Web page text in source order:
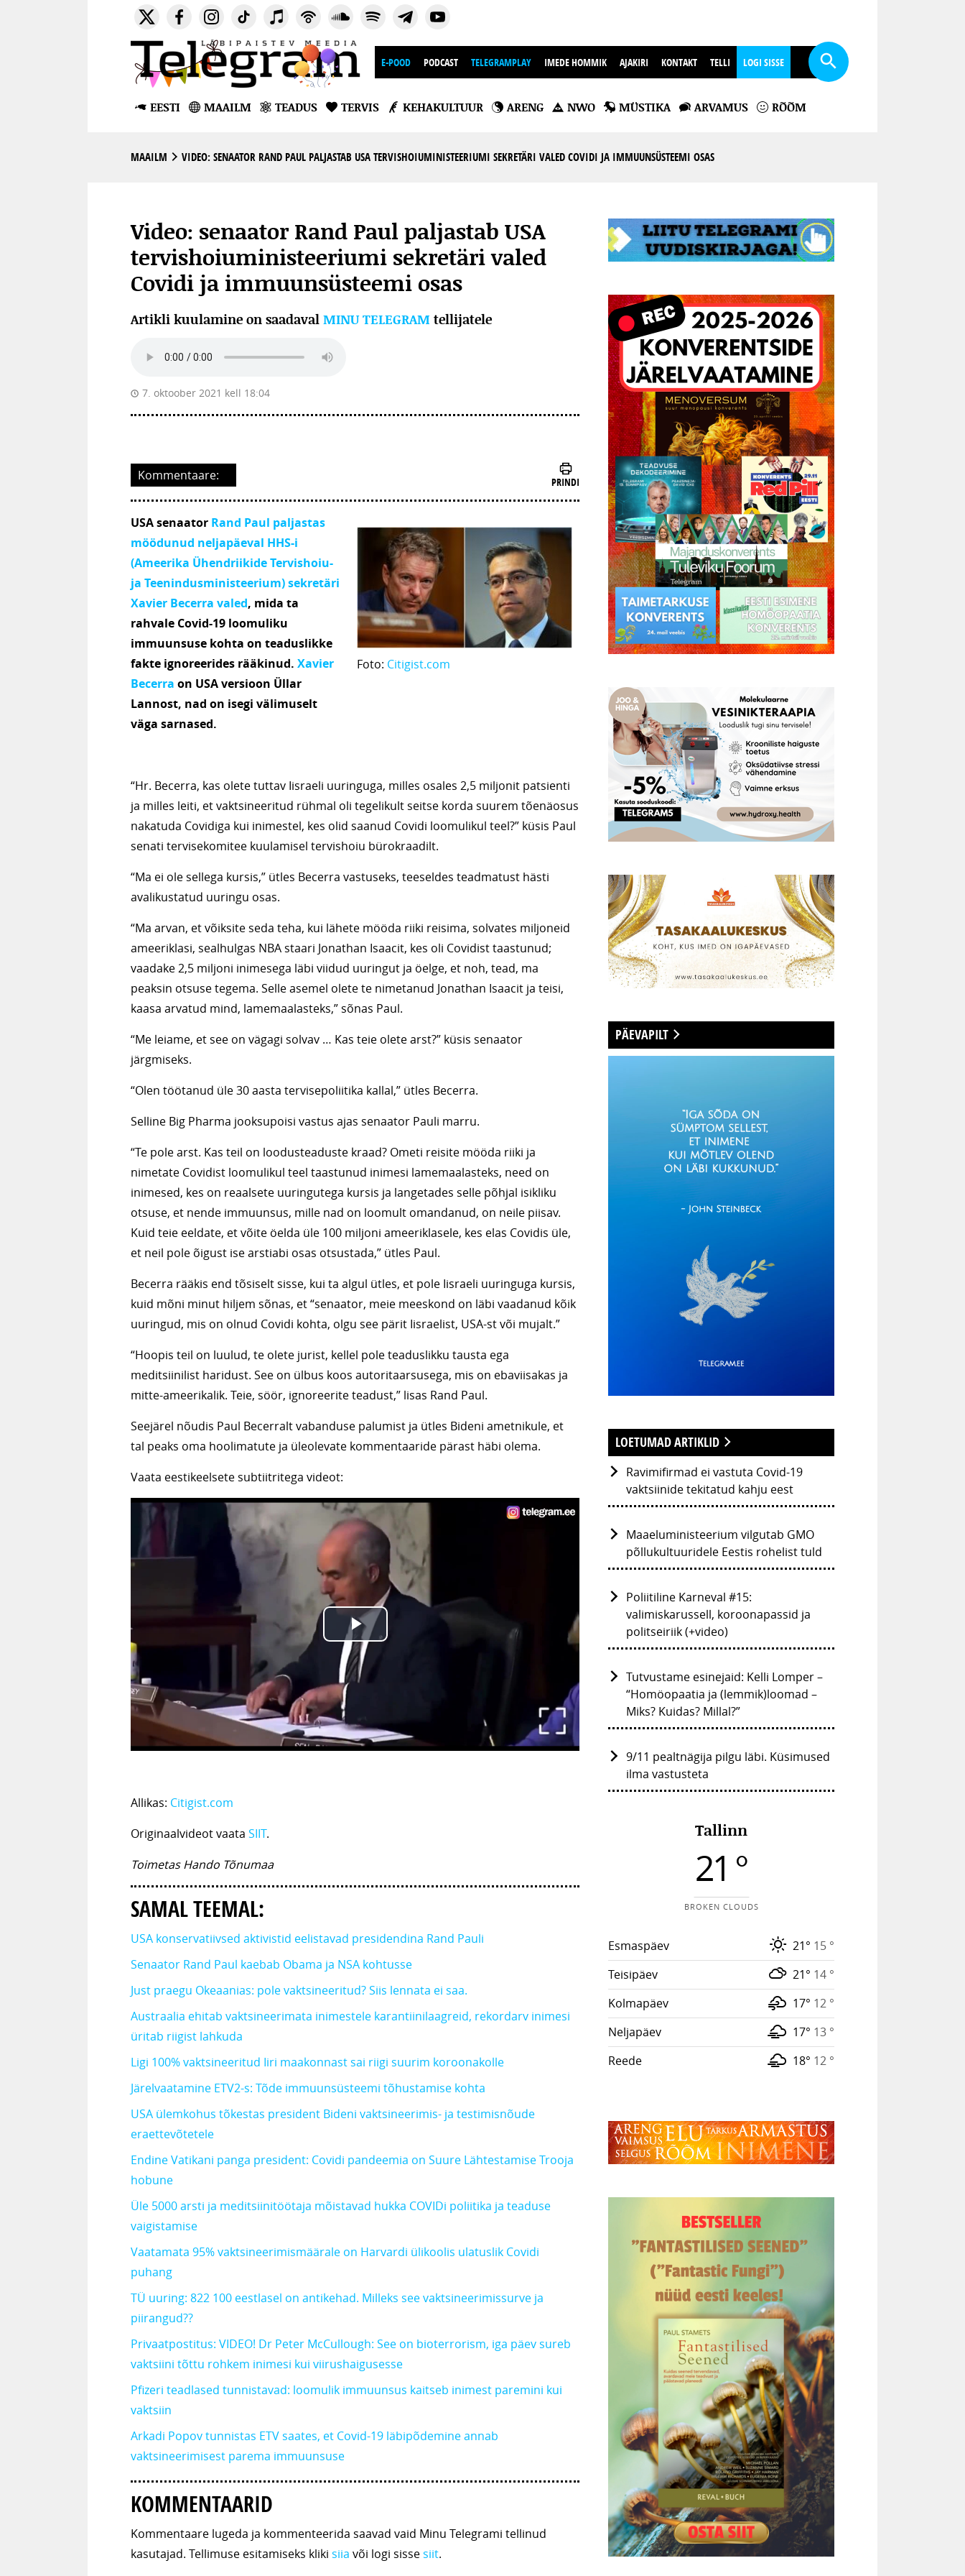
E-POOD PODCAST TELEGRAMPLAY IMEDE HOMMIK AJAKIRI KONTAKT TELLI LOGI SISSE
EESTI MAAILM TEADUS TERVIS KEHAKULTUUR ARENG NWO MÜSTIKA ARVAMUS RÕÕM
MAAILM VIDEO: SENAATOR RAND PAUL PALJASTAB USA TERVISHOIUMINISTEERIUMI SEKRETÄRI VALED COVIDI JA IMMUUNSÜSTEEMI OSAS
Video: senaator Rand Paul paljastab USA
tervishoiuministeeriumi sekretäri valed
Covidi ja immuunsüsteemi osas
Artikli kuulamine on saadaval MINU TELEGRAM tellijatele
7. oktoober 2021 kell 18:04
Kommentaare: PRINDI
Foto: Citigist.com
USA senaator Rand Paul paljastas
möödunud neljapäeval HHS-i
(Ameerika Ühendriikide Tervishoiu-
ja Teenindusministeerium) sekretäri
Xavier Becerra valed, mida ta
rahvale Covid-19 loomuliku
immuunsuse kohta on teaduslikke
fakte ignoreerides rääkinud. Xavier
Becerra on USA versioon Üllar
Lannost, nad on isegi välimuselt
väga sarnased.
“Hr. Becerra, kas olete tuttav Iisraeli uuringuga, milles osales 2,5 miljonit patsienti
ja milles leiti, et vaktsineeritud rühmal oli tegelikult seitse korda suurem tõenäosus
nakatuda Covidiga kui inimestel, kes olid saanud Covidi loomulikul teel?” küsis Paul
senati tervisekomitee kuulamisel tervishoiu bürokraadilt.
“Ma ei ole sellega kursis,” ütles Becerra vastuseks, teeseldes teadmatust hästi
avalikustatud uuringu osas.
“Ma arvan, et võiksite seda teha, kui lähete mööda riiki reisima, solvates miljoneid
ameeriklasi, sealhulgas NBA staari Jonathan Isaacit, kes oli Covidist taastunud;
vaadake 2,5 miljoni inimesega läbi viidud uuringut ja öelge, et noh, tead, ma
peaksin otsuse tegema. Selle asemel olete te nimetanud Jonathan Isaacit ja teisi,
kaasa arvatud mind, lamemaalasteks,” sõnas Paul.
“Me leiame, et see on vägagi solvav … Kas teie olete arst?” küsis senaator
järgmiseks.
“Olen töötanud üle 30 aasta tervisepoliitika kallal,” ütles Becerra.
Selline Big Pharma jooksupoisi vastus ajas senaator Pauli marru.
“Te pole arst. Kas teil on loodusteaduste kraad? Ometi reisite mööda riiki ja
nimetate Covidist loomulikul teel taastunud inimesi lamemaalasteks, need on
inimesed, kes on reaalsete uuringutega kursis ja langetades selle põhjal isikliku
otsuse, et nende immuunsus, mille nad on loomult omandanud, on neile piisav.
Kuid teie eeldate, et võite öelda üle 100 miljoni ameeriklasele, kes elas Covidis üle,
et neil pole õigust ise arstiabi osas otsustada,” ütles Paul.
Becerra rääkis end tõsiselt sisse, kui ta algul ütles, et pole Iisraeli uuringuga kursis,
kuid mõni minut hiljem sõnas, et “senaator, meie meeskond on läbi vaadanud kõik
uuringud, mis on olnud Covidi kohta, olgu see pärit Iisraelist, USA-st või mujalt.”
“Hoopis teil on luulud, te olete jurist, kellel pole teaduslikku tausta ega
meditsiinilist haridust. See on ülbus koos autoritaarsusega, mis on ebaviisakas ja
mitte-ameerikalik. Teie, söör, ignoreerite teadust,” lisas Rand Paul.
Seejärel nõudis Paul Becerralt vabanduse palumist ja ütles Bideni ametnikule, et
tal peaks oma hoolimatute ja üleolevate kommentaaride pärast häbi olema.
Vaata eestikeelsete subtiitritega videot:
Allikas: Citigist.com
Originaalvideot vaata SIIT.
Toimetas Hando Tõnumaa
SAMAL TEEMAL:
USA konservatiivsed aktivistid eelistavad presidendina Rand Pauli
Senaator Rand Paul kaebab Obama ja NSA kohtusse
Just praegu Okeaanias: pole vaktsineeritud? Siis lennata ei saa.
Austraalia ehitab vaktsineerimata inimestele karantiinilaagreid, rekordarv inimesi
üritab riigist lahkuda
Ligi 100% vaktsineeritud Iiri maakonnast sai riigi suurim koroonakolle
Järelvaatamine ETV2-s: Tõde immuunsüsteemi tõhustamise kohta
USA ülemkohus tõkestas president Bideni vaktsineerimis- ja testimisnõude
eraettevõtetele
Endine Vatikani panga president: Covidi pandeemia on Suure Lähtestamise Trooja
hobune
Üle 5000 arsti ja meditsiinitöötaja mõistavad hukka COVIDi poliitika ja teaduse
vaigistamise
Vaatamata 95% vaktsineerimismäärale on Harvardi ülikoolis ulatuslik Covidi
puhang
TÜ uuring: 822 100 eestlasel on antikehad. Milleks see vaktsineerimissurve ja
piirangud??
Privaatpostitus: VIDEO! Dr Peter McCullough: See on bioterrorism, iga päev sureb
vaktsiini tõttu rohkem inimesi kui viirushaigusesse
Pfizeri teadlased tunnistavad: loomulik immuunsus kaitseb inimest paremini kui
vaktsiin
Arkadi Popov tunnistas ETV saates, et Covid-19 läbipõdemine annab
vaktsineerimisest parema immuunsuse
KOMMENTAARID
Kommentaare lugeda ja kommenteerida saavad vaid Minu Telegrami tellinud
kasutajad. Tellimuse esitamiseks kliki siia või logi sissesiit.
PÄEVAPILT
LOETUMAD ARTIKLID
Ravimifirmad ei vastuta Covid-19
vaktsiinide tekitatud kahju eest
Maaeluministeerium vilgutab GMO
põllukultuuridele Eestis rohelist tuld
Poliitiline Karneval #15:
valimiskarussell, koroonapassid ja
politseiriik (+video)
Tutvustame esinejaid: Kelli Lomper –
“Homöopaatia ja (lemmik)loomad –
Miks? Kuidas? Millal?”
9/11 pealtnägija pilgu läbi. Küsimused
ilma vastusteta
Tallinn
21 °
BROKEN CLOUDS
Esmaspäev 21° 15 °
Teisipäev
21° 14 °
Kolmapäev
17° 12 °
Neljapäev
17° 13 °
Reede
18° 12 °